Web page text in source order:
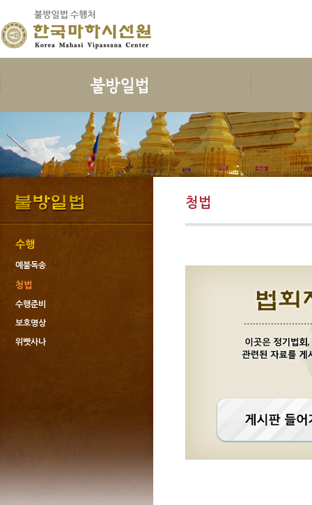
보시의 정의
보시의 이익
보시의 대상
보시의 청정
보시관련법문
지계
삼귀의
삼보공덕
불자예절
수행
예불독송
청법
보호명상
위빳사나
한국마하
인사말
연혁
오시는 길
도서출판 불
수행
예불독송
청법
수행준비
보호명상
위빳사나
청법